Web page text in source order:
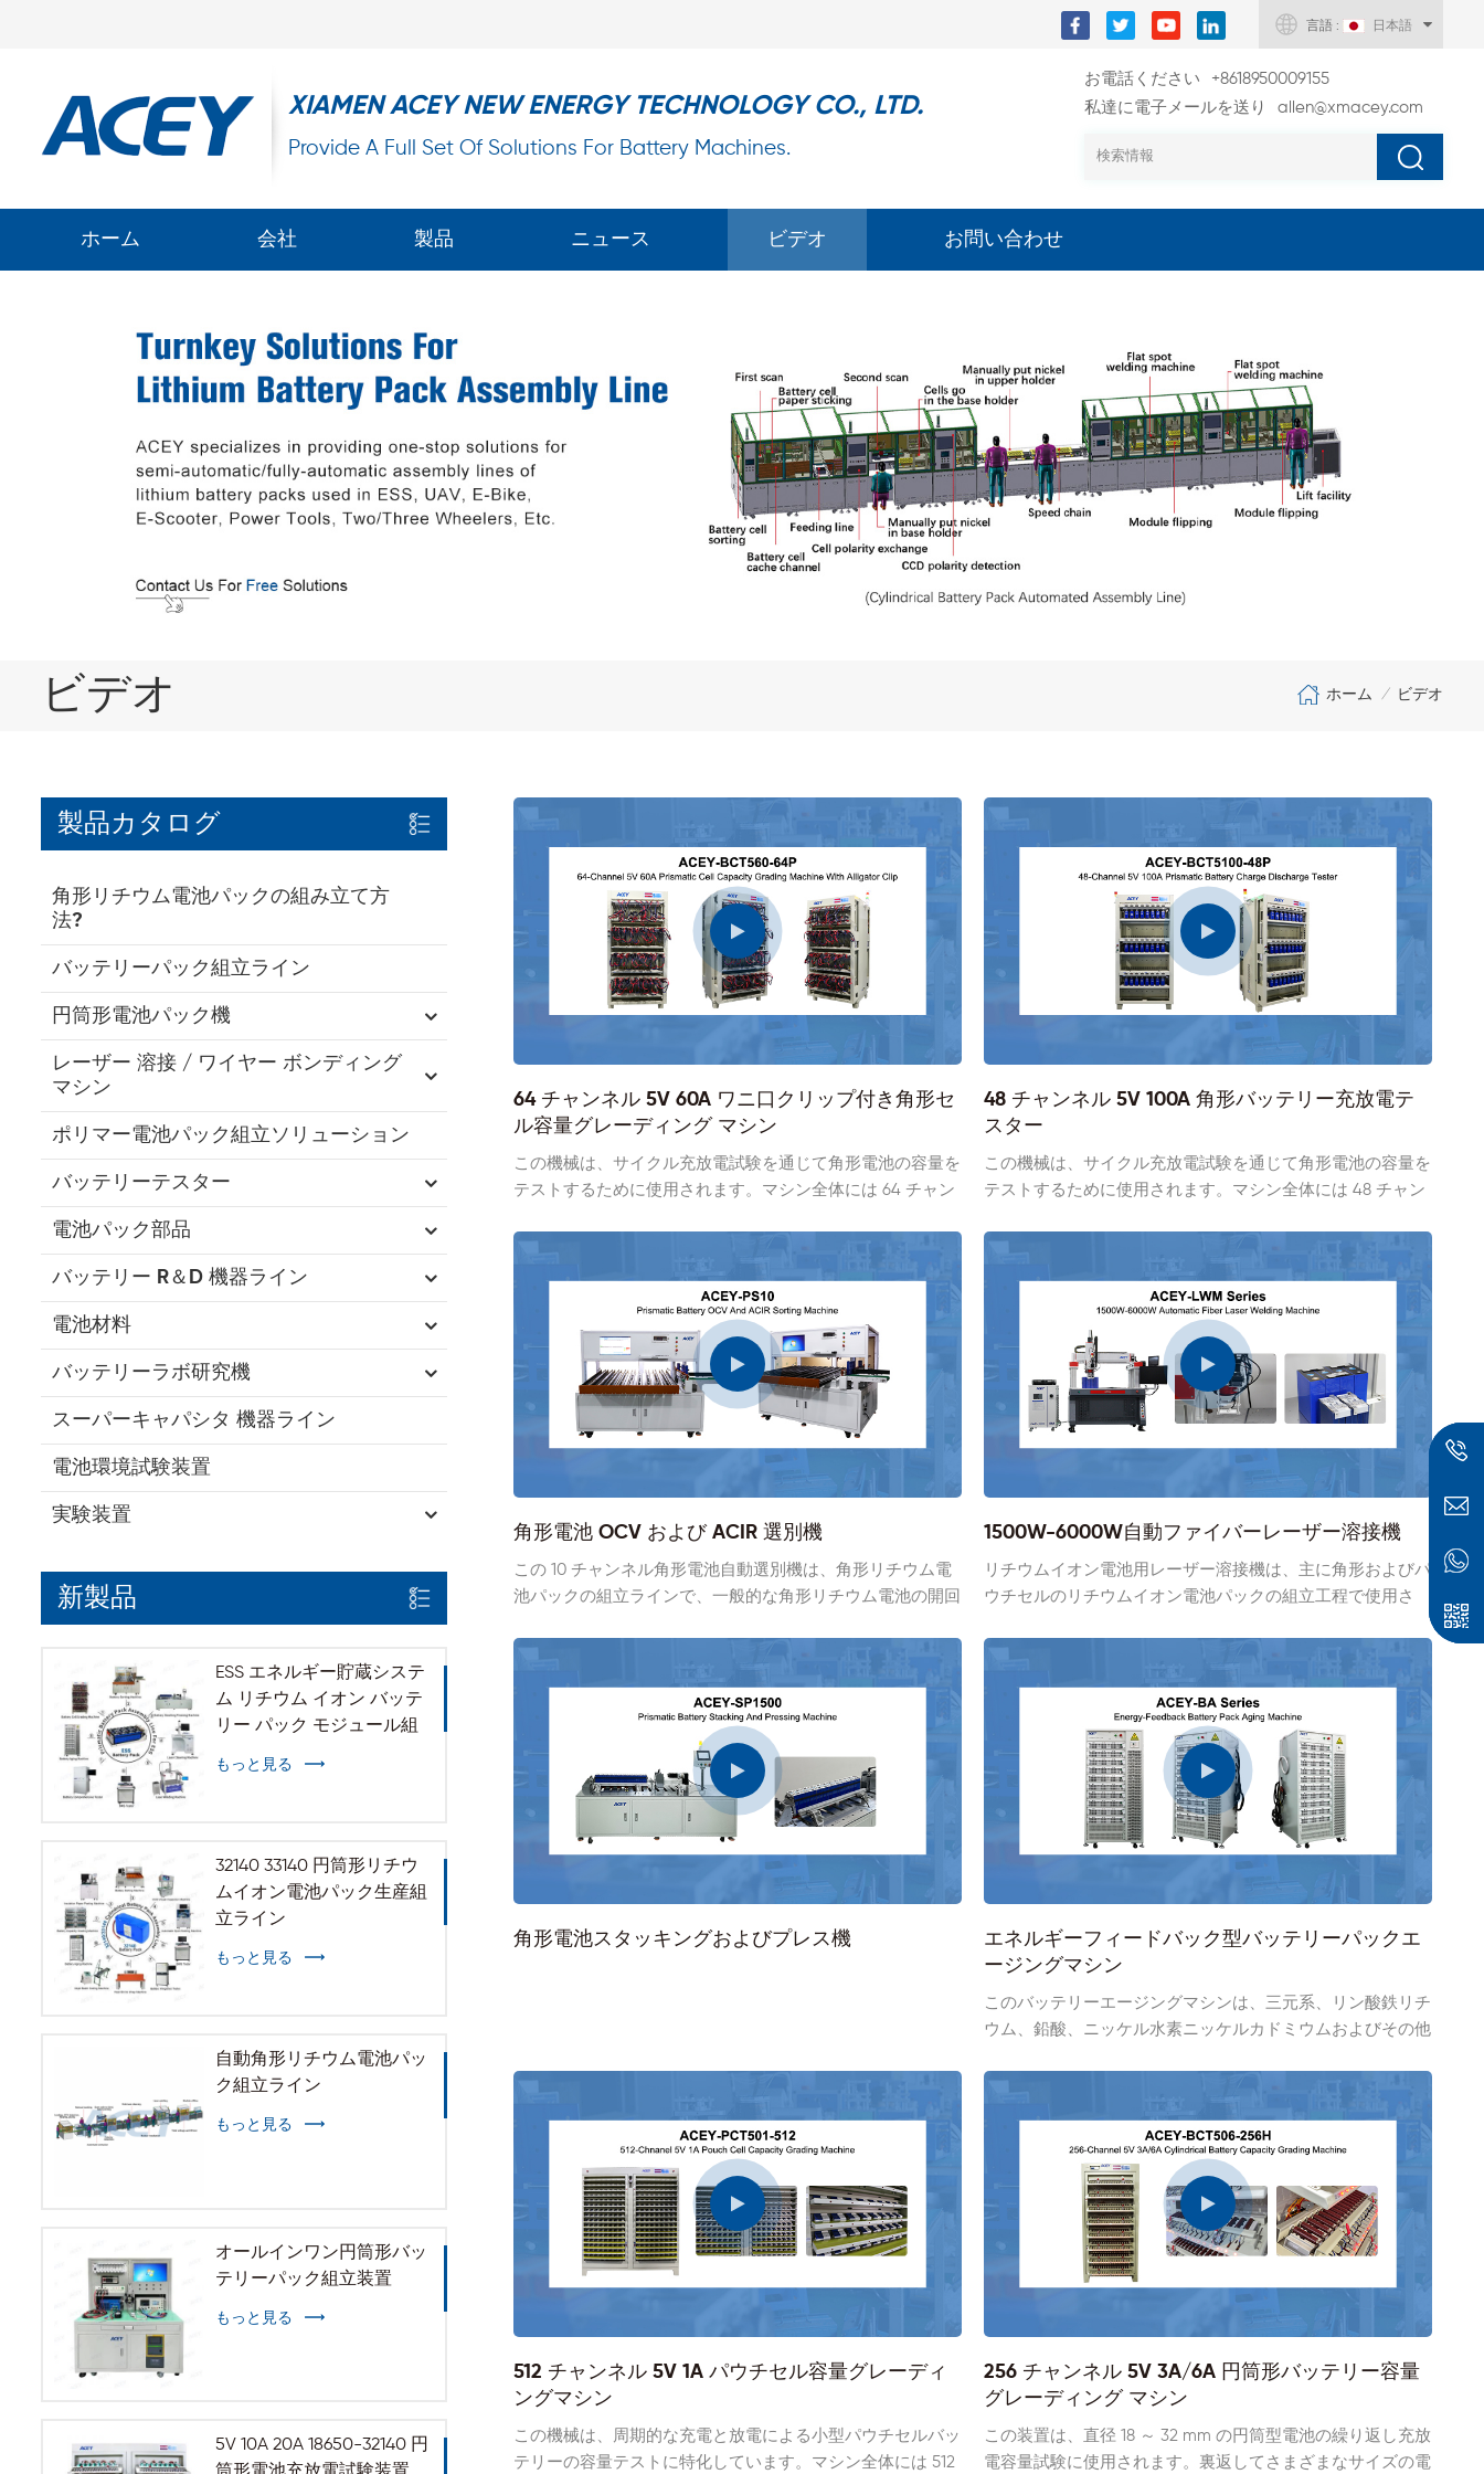
言語 : 日本語
XIAMEN ACEY NEW ENERGY TECHNOLOGY CO., LTD.
Provide A Full Set Of Solutions For Battery Machines.
お電話ください
+8618950009155
私達に電子メールを送り
allen@xmacey.com
ホーム 会社 製品 ニュース ビデオ お問い合わせ
ビデオ ホーム / ビデオ
製品カタログ
角形リチウム電池パックの組み立て方
法?
バッテリーパック組立ライン
円筒形電池パック機
レーザー 溶接 / ワイヤー ボンディング
マシン
ポリマー電池パック組立ソリューション
バッテリーテスター
電池パック部品
バッテリー R＆D 機器ライン
電池材料
バッテリーラボ研究機
スーパーキャパシタ 機器ライン
電池環境試験装置
実験装置
新製品
ESS エネルギー貯蔵システ
ム リチウム イオン バッテ
リー パック モジュール組
立ライン
もっと見る
32140 33140 円筒形リチウ
ムイオン電池パック生産組
立ライン
もっと見る
自動角形リチウム電池パッ
ク組立ライン
もっと見る
オールインワン円筒形バッ
テリーパック組立装置
もっと見る
5V 10A 20A 18650-32140 円
64 チャンネル 5V 60A ワニ口クリップ付き角形セ
ル容量グレーディング マシン
この機械は、サイクル充放電試験を通じて角形電池の容量を
テストするために使用されます。マシン全体には 64 チャン
クリップを装備しており、パウチセルバッテリーのテストに
サイズのバッテリーセルのカスタマイズをサポートします。
48 チャンネル 5V 100A 角形バッテリー充放電テ
スター
この機械は、サイクル充放電試験を通じて角形電池の容量を
テストするために使用されます。マシン全体には 48 チャン
ンペアの高精度パワーモジュールを使用し、精度は最大0.5°
ル固定具が利用可能で、異なるサイズのセルのカスタマイズ
角形電池 OCV および ACIR 選別機
この 10 チャンネル角形電池自動選別機は、角形リチウム電
池パックの組立ラインで、一般的な角形リチウム電池の開回
精度テスターはHKブランドとHIOKIブランドがあり、セルご
おり、データ管理が容易です。
1500W-6000W自動ファイバーレーザー溶接機
リチウムイオン電池用レーザー溶接機は、主に角形およびパ
ウチセルのリチウムイオン電池パックの組立工程で使用さ
れ、バスバーを電池セルに溶接し、直列および並列で電池セ
ルを完全な電池パックに組み立てます。接続。
角形電池スタッキングおよびプレス機
エネルギーフィードバック型バッテリーパックエ
ージングマシン
このバッテリーエージングマシンは、三元系、リン酸鉄リチ
ウム、鉛酸、ニッケル水素ニッケルカドミウムおよびその他
の出力電圧および出力電流範囲は、20 ボルトから 60 ボル
機、電動工具、スクーターなどのバッテリーパックの充放電
テストに適しています。
512 チャンネル 5V 1A パウチセル容量グレーディ
ングマシン
この機械は、周期的な充電と放電による小型パウチセルバッ
テリーの容量テストに特化しています。マシン全体には 512
256 チャンネル 5V 3A/6A 円筒形バッテリー容量
グレーディング マシン
この装置は、直径 18 ～ 32 mm の円筒型電池の繰り返し充放
電容量試験に使用されます。裏返してさまざまなサイズの電